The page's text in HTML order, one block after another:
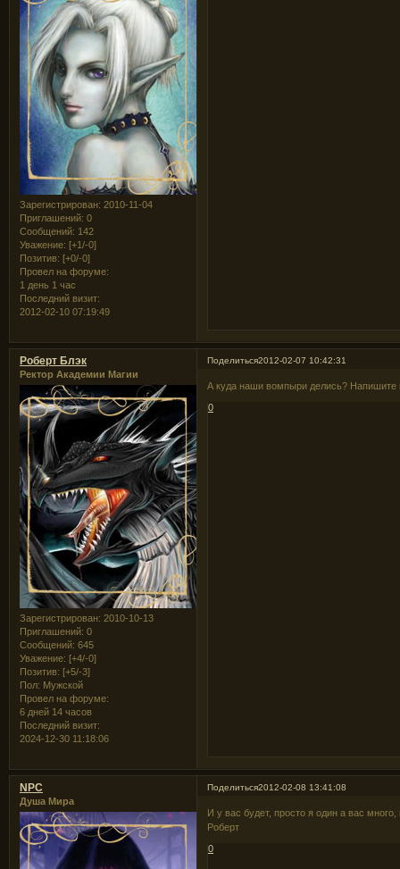
Зарегистрирован: 2010-11-04
Приглашений: 0
Сообщений: 142
Уважение: [+1/-0]
Позитив: [+0/-0]
Провел на форуме:
1 день 1 час
Последний визит:
2012-02-10 07:19:49
Поделиться2012-02-07 10:42:31
Роберт Блэк
Ректор Академии Магии
Зарегистрирован: 2010-10-13
Приглашений: 0
Сообщений: 645
Уважение: [+4/-0]
Позитив: [+5/-3]
Пол: Мужской
Провел на форуме:
6 дней 14 часов
Последний визит:
2024-12-30 11:18:06
А куда наши вомпыри делись? Напишите
0
Поделиться2012-02-08 13:41:08
NPC
Душа Мира
И у вас будет, просто я один а вас
Роберт
0